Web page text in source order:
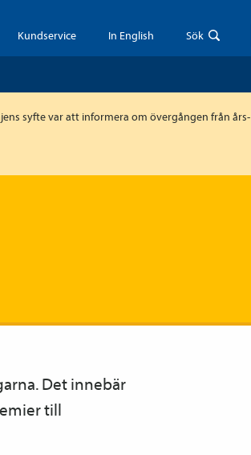
Kundservice In English Sök
syfte var att informera om övergången från års-
Det innebär
till